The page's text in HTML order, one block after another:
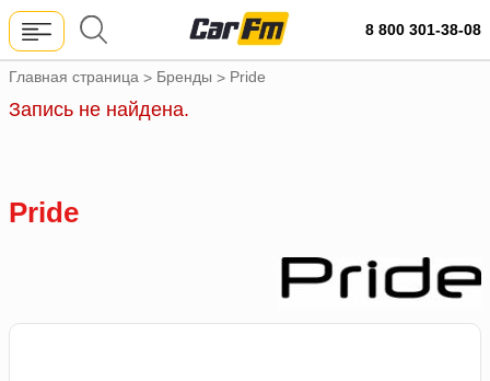
8 800 301-38-08
Главная страница > Бренды > Pride
Запись не найдена.
Pride